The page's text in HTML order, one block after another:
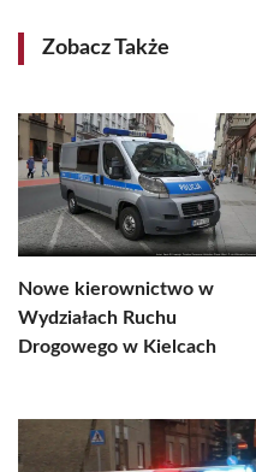
Zobacz Także
Nowe kierownictwo w
Wydziałach Ruchu
Drogowego w Kielcach